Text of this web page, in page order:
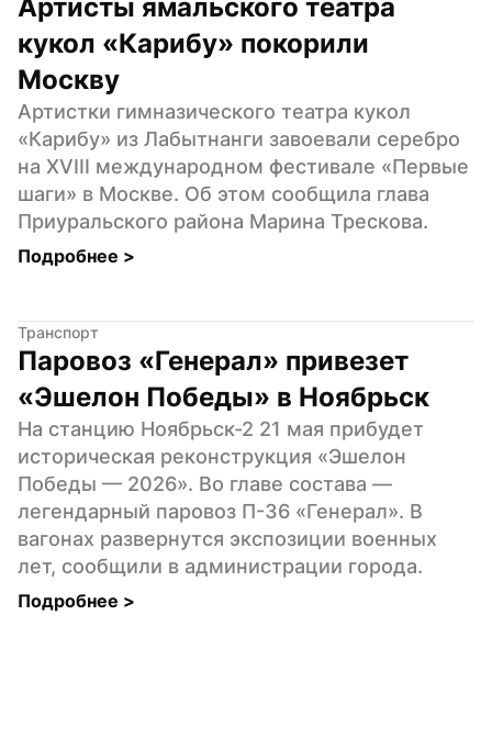
Артисты ямальского театра
кукол «Карибу» покорили
Москву
Артистки гимназического театра кукол
«Карибу» из Лабытнанги завоевали серебро
на XVIII международном фестивале «Первые
шаги» в Москве. Об этом сообщила глава
Приуральского района Марина Трескова.
Подробнее >
Транспорт
Паровоз «Генерал» привезет
«Эшелон Победы» в Ноябрьск
На станцию Ноябрьск-2 21 мая прибудет
историческая реконструкция «Эшелон
Победы — 2026». Во главе состава —
легендарный паровоз П-36 «Генерал». В
вагонах развернутся экспозиции военных
лет, сообщили в администрации города.
Подробнее >